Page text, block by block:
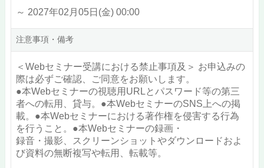
～ 2027年02月05日(金) 00:00
注意事項・備考
＜Webセミナー受講における禁止事項及＞ お申込みの
際は必ずご確認、ご同意をお願いします。
●本Webセミナーの視聴用URLとパスワード等の第三
者への転用、貸与。●本WebセミナーのSNS上への掲
載。●本Webセミナーにおける著作権を侵害する行為
を行うこと。●本Webセミナーの録画・
録音・撮影、スクリーンショットやダウンロードおよ
び資料の無断複写や転用、転載等。